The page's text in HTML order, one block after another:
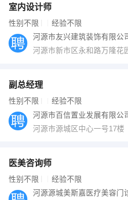
室内设计师
性别不限 经验不限
河源市友兴建筑装饰有限公
河源市新市区永和路万隆花
副总经理
性别不限 经验不限
河源市百信置业发展有限公
河源市源城区中心一号17楼
医美咨询师
性别不限 经验不限